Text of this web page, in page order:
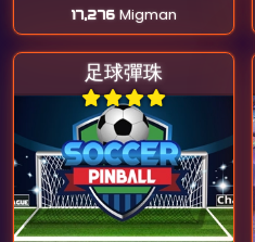
17,276 Migman
足球彈珠